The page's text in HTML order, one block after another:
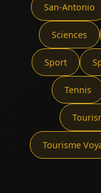
San-Antonio
Sciences
Sport
Tennis
Tourisme